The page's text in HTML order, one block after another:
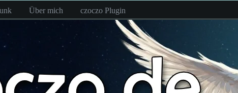
Über mich czoczo Plugin